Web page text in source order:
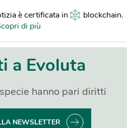
è certificata in blockchain.
di più
a Evoluta
hanno pari diritti
NEWSLETTER